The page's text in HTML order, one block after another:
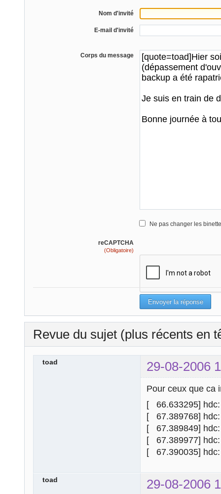
Nom d'invité
E-mail d'invité
Corps du message
Ne pas changer les
reCAPTCHA
(Obligatoire)
Revue du sujet (plus récents en
toad 29-08-2006
Pour ceux que ca
[ 66.633295] hdc:
[ 67.389768] hdc:
[ 67.389849] hdc:
[ 67.389977] hdc:
[ 67.390035] hdc:
toad 29-08-2006